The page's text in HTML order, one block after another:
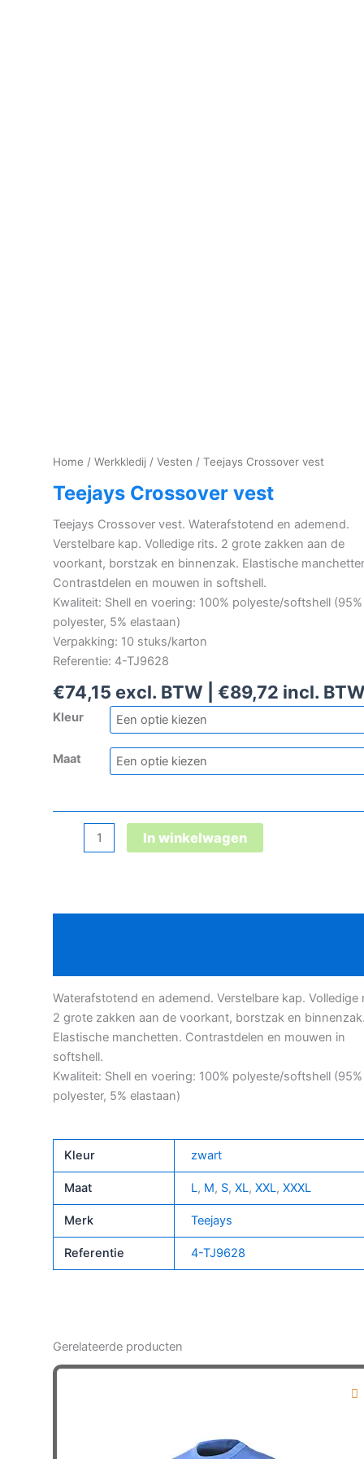
Home / Werkkledij / Vesten / Teejays Crossover vest
Teejays Crossover vest
Teejays Crossover vest. Waterafstotend en ademend.
Verstelbare kap. Volledige rits. 2 grote zakken aan de
voorkant, borstzak en binnenzak. Elastische
Contrastdelen en mouwen in softshell.
Kwaliteit: Shell en voering: 100% polyeste/softshell (95%
polyester, 5% elastaan)
Verpakking: 10 stuks/karton
Referentie: 4-TJ9628
€74,15 excl. BTW | €89,72 incl.
Kleur
Maat
Crossover
In winkelwagen
Waterafstotend en ademend. Verstelbare kap. Volledige
2 grote zakken aan de voorkant, borstzak en
Elastische manchetten. Contrastdelen en mouwen in
softshell.
Kwaliteit: Shell en voering: 100% polyeste/softshell (95%
polyester, 5% elastaan)
Kleur zwart
Maat L, M, S, XL, XXL, XXXL
Merk Teejays
Referentie 4-TJ9628
Gerelateerde producten